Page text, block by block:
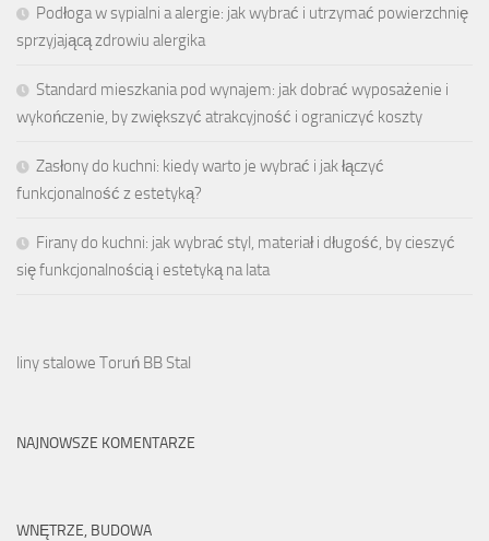
Podłoga w sypialni a alergie: jak wybrać i utrzymać powierzchnię
sprzyjającą zdrowiu alergika
Standard mieszkania pod wynajem: jak dobrać wyposażenie i
wykończenie, by zwiększyć atrakcyjność i ograniczyć koszty
Zasłony do kuchni: kiedy warto je wybrać i jak łączyć
funkcjonalność z estetyką?
Firany do kuchni: jak wybrać styl, materiał i długość, by cieszyć
się funkcjonalnością i estetyką na lata
liny stalowe Toruń BB Stal
NAJNOWSZE KOMENTARZE
WNĘTRZE, BUDOWA